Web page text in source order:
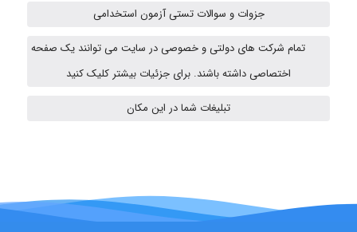
ehtesham
fatima
جزوات و سوالات تستی آزمون استخدامی
تمام شرکت های دولتی و خصوصی در سایت می توانند یک صفحه
اختصاصی داشته باشند. برای جزئیات بیشتر کلیک کنید
تبلیغات شما در این مکان